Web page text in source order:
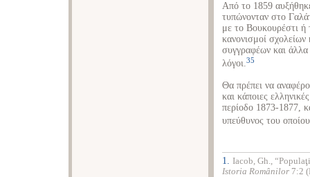
Από το 1859
τυπώνονταν στο
με το Βουκουρέστι ή
κανονισμοί σχολείων
συγγραφέων και άλλα
λόγοι.35
Θα πρέπει να
και κάποιες
περίοδο 1873-1877,
υπεύθυνος του
1. Iacob, Gh.,
Istoria Românilor 7:2